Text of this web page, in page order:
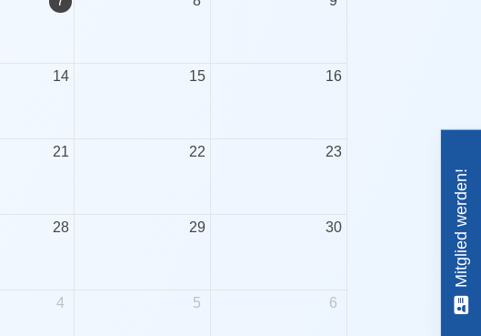
14 15 16
21 22 23
28 29 30
4 5 6
Mitglied werden!